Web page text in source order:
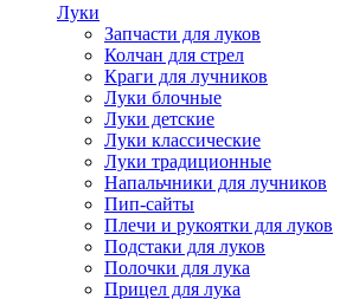
Луки
Запчасти для луков
Колчан для стрел
Краги для лучников
Луки блочные
Луки детские
Луки классические
Луки традиционные
Напальчники для лучников
Пип-сайты
Плечи и рукоятки для луков
Подстаки для луков
Полочки для лука
Прицел для лука